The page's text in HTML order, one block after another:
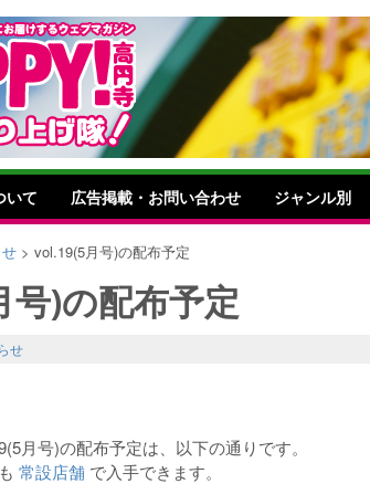
いて 広告掲載・お問い合わせ ジャンル別
> vol.19(5月号)の配布予定
)の配布予定
せ
月号)の配布予定は、以下の通りです。
常設店舗 で入手できます。